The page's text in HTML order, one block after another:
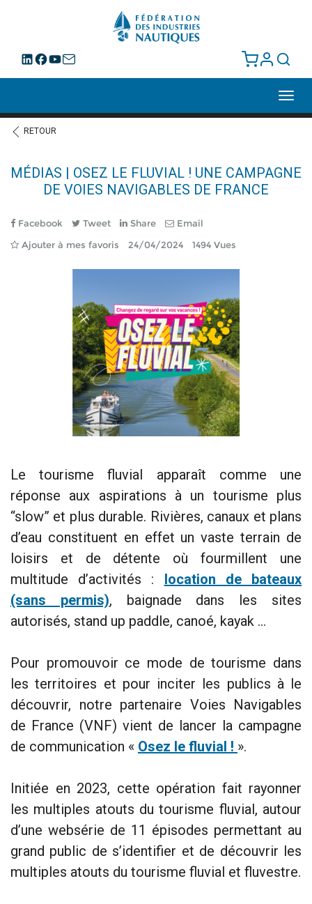
RETOUR
MÉDIAS | OSEZ LE FLUVIAL ! UNE CAMPAGNE
DE VOIES NAVIGABLES DE FRANCE
Facebook Tweet Share
Email
Ajouter à mes favoris
24/04/2024 1494 Vues
Le tourisme fluvial apparaît comme une
réponse aux aspirations à un tourisme plus
“slow” et plus durable. Rivières, canaux et plans
d’eau constituent en effet un vaste terrain de
loisirs et de détente où fourmillent une
multitude d’activités : location de bateaux
(sans permis), baignade dans les sites
autorisés, stand up paddle, canoé, kayak …
Pour promouvoir ce mode de tourisme dans
les territoires et pour inciter les publics à le
découvrir, notre partenaire Voies Navigables
de France (VNF) vient de lancer la campagne
de communication « Osez le fluvial ! ».
Initiée en 2023, cette opération fait rayonner
les multiples atouts du tourisme fluvial, autour
d’une websérie de 11 épisodes permettant au
grand public de s’identifier et de découvrir les
multiples atouts du tourisme fluvial et fluvestre.